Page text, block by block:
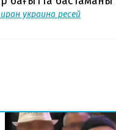
украина ресей